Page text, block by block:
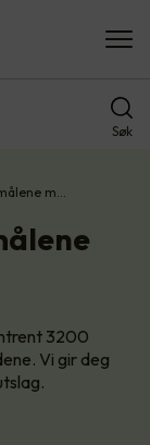
Søk
m…
3200
Vi gir deg